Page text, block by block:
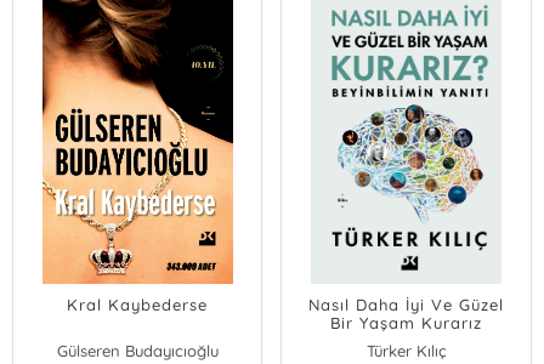
Kral Kaybederse
Gülseren Budayıcıoğlu
Nasıl Daha İyi Ve Güzel
Bir Yaşam Kurarız
?;Beyinbilimin Yanıtı
Türker Kılıç